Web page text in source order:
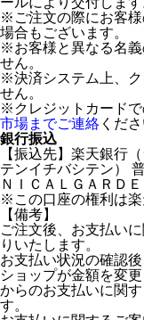
※ご注文の際にお客
場合もございます。
※お客様と異なる名義
せん。
※決済システム上、ク
せん。
※クレジットカード
市場までご連絡 くださ
銀行振込
【振込先】楽天銀行
テンイチバシテン）
ＮＩＣＡＬＧＡＲＤＥ
※この口座の権利は楽
【備考】
ご注文後、お支払い
りいたします。
お支払い状況の確認
ショップが金額を変
からのお支払いに関
す。